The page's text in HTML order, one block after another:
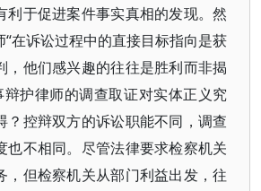
利于促进案件事实真相的发现。然
在诉讼过程中的直接目标指向是获
，他们感兴趣的往往是胜利而非揭
辩护律师的调查取证对实体正义究
？控辩双方的诉讼职能不同，调查
也不相同。尽管法律要求检察机关
，但检察机关从部门利益出发，往